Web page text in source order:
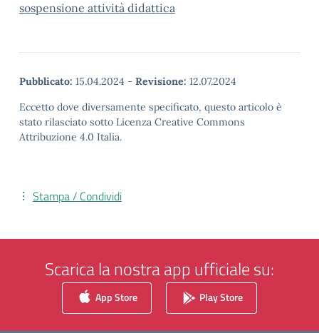
sospensione attività didattica
Pubblicato: 15.04.2024 - Revisione: 12.07.2024
Eccetto dove diversamente specificato, questo articolo è
stato rilasciato sotto Licenza Creative Commons
Attribuzione 4.0 Italia.
Stampa / Condividi
Scarica la nostra app ufficiale su:
App Store Play Store